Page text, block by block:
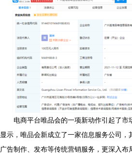
电商平台唯品会的一项新动作引起了市
显示，唯品会新成立了一家信息服务公司，
广告制作、发布等传统营销服务，更深入